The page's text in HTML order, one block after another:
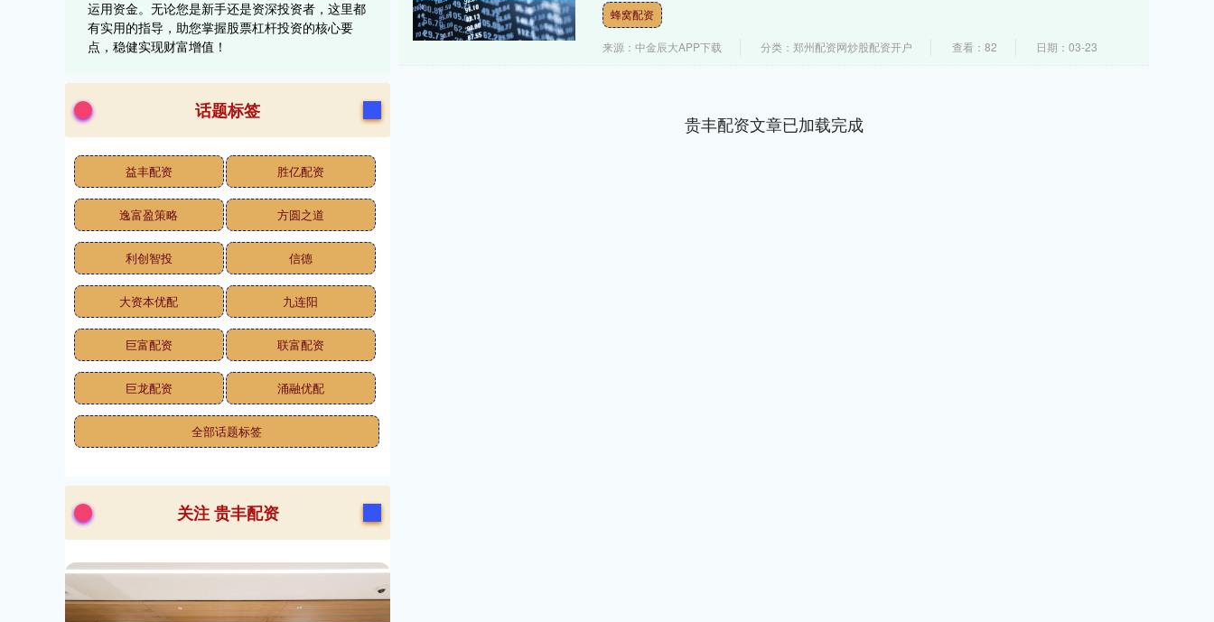
蜂窝配资
来源：中金辰大APP下载 分类：郑州配资网炒股配资开户 查看：82 日期：03-23
贵丰配资文章已加载完成
运用资金。无论您是新手还是资深投资者，这里都
有实用的指导，助您掌握股票杠杆投资的核心要
点，稳健实现财富增值！
话题标签
益丰配资 胜亿配资
逸富盈策略 方圆之道
利创智投 信德
大资本优配 九连阳
巨富配资 联富配资
巨龙配资 涌融优配
全部话题标签
关注 贵丰配资